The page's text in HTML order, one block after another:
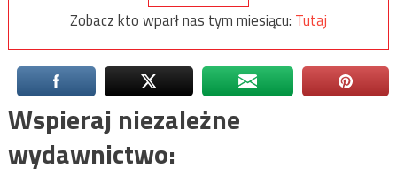
Zobacz kto wparł nas tym miesiącu: Tutaj
Wspieraj niezależne
wydawnictwo: